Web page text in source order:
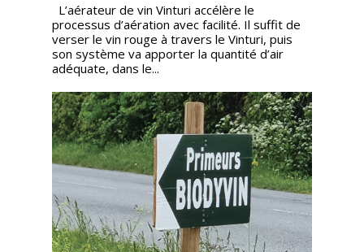
L’aérateur de vin Vinturi accélère le
processus d’aération avec facilité. Il suffit de
verser le vin rouge à travers le Vinturi, puis
son système va apporter la quantité d’air
adéquate, dans le...